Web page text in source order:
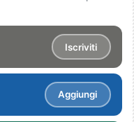
Iscriviti
Aggiungi